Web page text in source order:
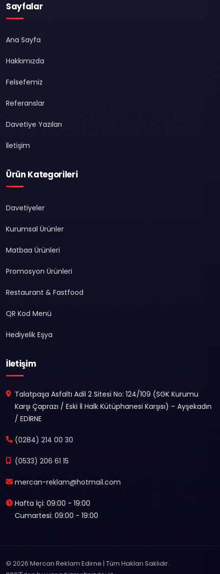
Sayfalar
Ana Sayfa
Hakkımızda
Felsefemiz
Referanslar
Davetiye Yazıları
İletişim
Ürün Kategorileri
Davetiyeler
Kurumsal Ürünler
Matbaa Ürünleri
Promosyon Ürünleri
Restaurant & Fastfood
QR Kod Menü
Hediyelik Eşya
İletişim
Talatpaşa Asfaltı Adil 2 Sitesi No: 124/109 (SGK Kurumu
Karşı Çaprazı / Eski İl Halk Kütüphanesi Karşısı) – Ayşekadın
/ EDİRNE
(0284) 214 00 30
(0533) 206 61 15
mercan-reklam@hotmail.com
Hafta İçi: 09:00 - 19:00
Cumartesi: 09:00 - 19:00
© 2026 Mercan Reklam Edirne | Tüm Hakları Saklıdır.